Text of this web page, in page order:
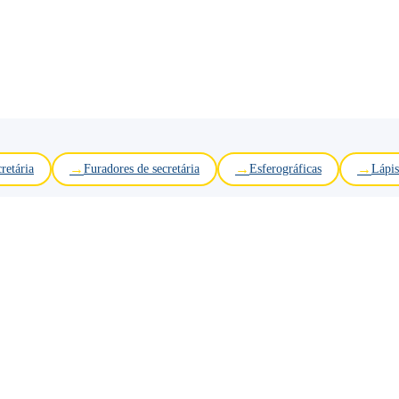
Furadores de secretária Esferográficas Lápis